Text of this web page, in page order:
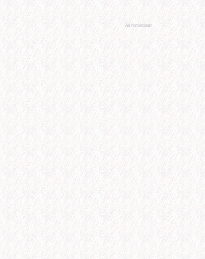
Advertisement